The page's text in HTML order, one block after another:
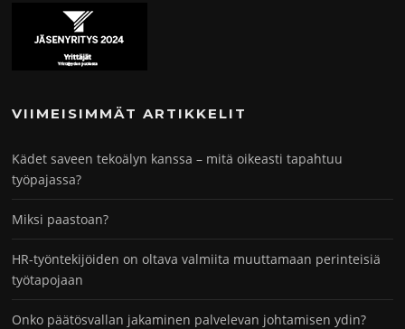
VIIMEISIMMÄT ARTIKKELIT
Kädet saveen tekoälyn kanssa – mitä oikeasti tapahtuu
työpajassa?
Miksi paastoan?
HR-työntekijöiden on oltava valmiita muuttamaan perinteisiä
työtapojaan
Onko päätösvallan jakaminen palvelevan johtamisen ydin?